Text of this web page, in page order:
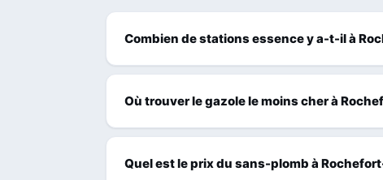
Combien de stations essence y a-t-il à
Où trouver le gazole le moins cher à
Quel est le prix du sans-plomb à